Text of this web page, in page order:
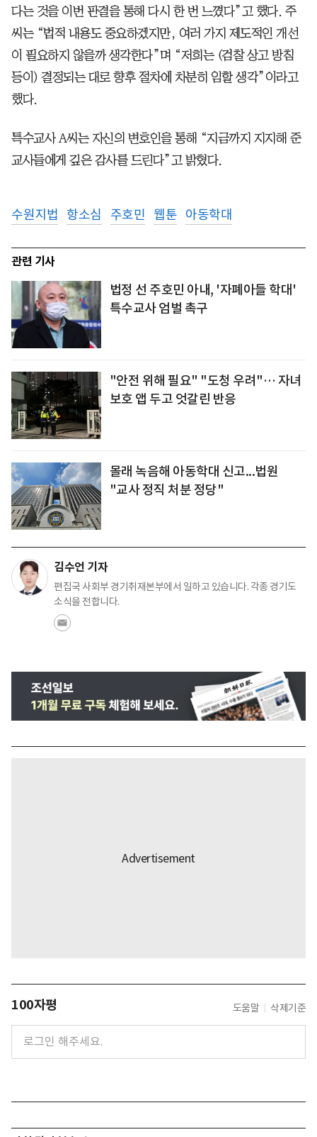
다는 것을 이번 판결을 통해 다시 한 번 느꼈다”고 했다. 주
씨는 “법적 내용도 중요하겠지만, 여러 가지 제도적인 개선
이 필요하지 않을까 생각한다”며 “저희는 (검찰 상고 방침
등이) 결정되는 대로 향후 절차에 차분히 임할 생각”이라고
했다.
특수교사 A씨는 자신의 변호인을 통해 “지금까지 지지해 준
교사들에게 깊은 감사를 드린다”고 밝혔다.
수원지법 항소심 주호민 웹툰 아동학대
관련 기사
법정 선 주호민 아내, '자폐아들 학대'
특수교사 엄벌 촉구
"안전 위해 필요" "도청 우려"… 자녀
보호 앱 두고 엇갈린 반응
몰래 녹음해 아동학대 신고...법원
"교사 정직 처분 정당"
김수언 기자
편집국 사회부 경기취재본부에서 일하고 있습니다. 각종 경기도
소식을 전합니다.
100자평 도움말 삭제기준